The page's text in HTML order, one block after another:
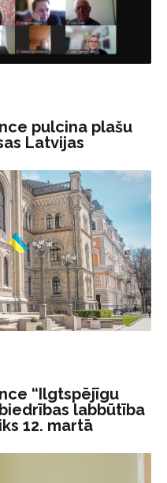
pulcina plašu
Latvijas
“Ilgtspējīgu
labbūtība
12. martā